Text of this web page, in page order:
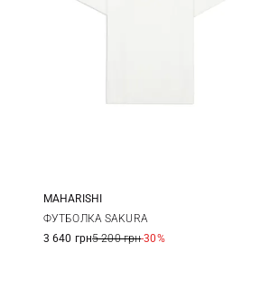
S M
MAHARISHI
ФУТБОЛКА SAKURA
3 640 грн5 200 грн-30%